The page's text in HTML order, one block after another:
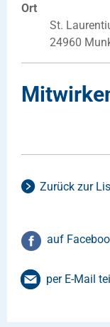
Ort
St.
24960
Zurück zur
auf
per E-Mail